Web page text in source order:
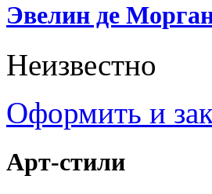
Эвелин де
Неизвестно
Оформить и
Арт-стили